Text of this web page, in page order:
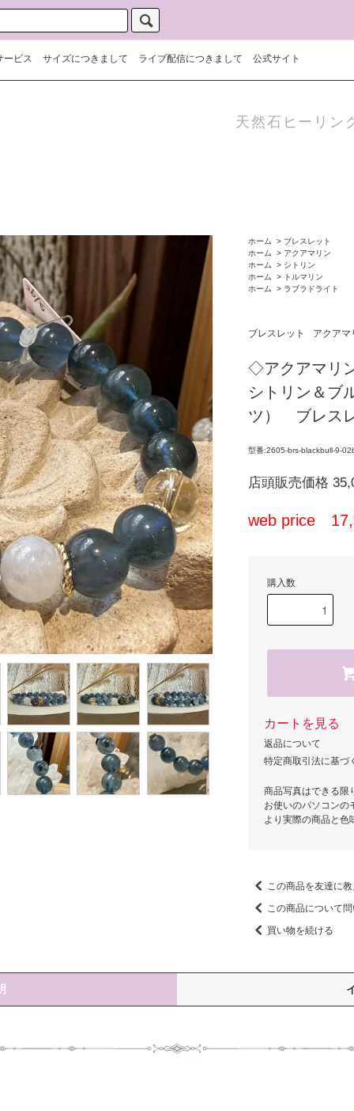
ービス サイズにつきまして ライブ配信につきまして 公式サイト
天然石ヒーリン
ホーム > ブレスレット
ホーム
> アクアマリン
ホーム
> シトリン
ホーム
> トルマリン
ホーム
> ラブラドライト
ブレスレット アクアマ
◇アクアマリ
シトリン＆ブ
ツ） ブレスレ
型番:2605-brs-blackbull-9-
店頭販売価格
web price
購入数
カートを見る
返品について
特定商取引法に基づ
商品写真はできる限
お使いのパソコンの
より実際の商品と色
この商品を友達に教
この商品について
買い物を続ける